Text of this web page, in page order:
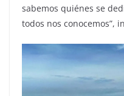
sabemos quiénes se
todos nos conocemos”,